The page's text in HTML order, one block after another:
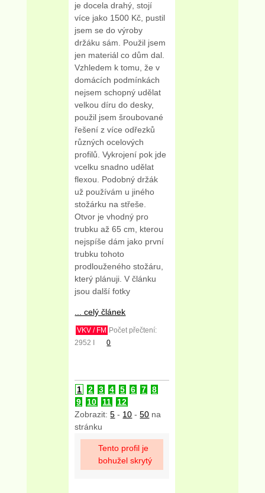
je docela drahý, stojí
více jako 1500 Kč, pustil
jsem se do výroby
držáku sám. Použil jsem
jen materiál co dům dal.
Vzhledem k tomu, že v
domácích podmínkách
nejsem schopný udělat
velkou díru do desky,
použil jsem šroubované
řešení z více odřezků
různých ocelových
profilů. Vykrojení pok jde
vcelku snadno udělat
flexou. Podobný držák
už používám u jiného
stožárku na střeše.
Otvor je vhodný pro
trubku až 65 cm, kterou
nejspíše dám jako první
trubku tohoto
prodlouženého stožáru,
který plánuji. V článku
jsou další fotky
... celý článek
VKV / FM
Počet přečtení:
2952 I
0
1 2 3 4 5 6 7
8
9
10 11
12
Zobrazit:5 - 10 -50 na
stránku
Tento profil je
bohužel skrytý